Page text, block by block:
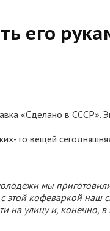
его
«Сделано в СССР».
то вещей
мы
этой кофеваркой наш
на улицу и, конечно, в